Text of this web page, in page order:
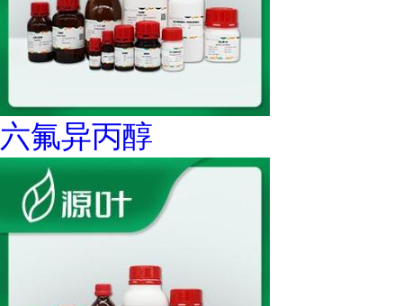
六氟异丙醇